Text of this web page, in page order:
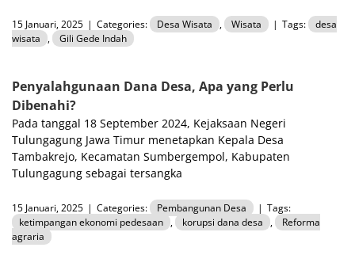
15 Januari, 2025 | Categories: Desa Wisata , Wisata | Tags:
desa
wisata
, Gili Gede Indah
Penyalahgunaan Dana Desa, Apa yang Perlu
Dibenahi?
Pada tanggal 18 September 2024, Kejaksaan Negeri
Tulungagung Jawa Timur menetapkan Kepala Desa
Tambakrejo, Kecamatan Sumbergempol, Kabupaten
Tulungagung sebagai tersangka
15 Januari, 2025 | Categories: Pembangunan Desa | Tags:
ketimpangan ekonomi pedesaan , korupsi dana desa ,
Reforma
agraria